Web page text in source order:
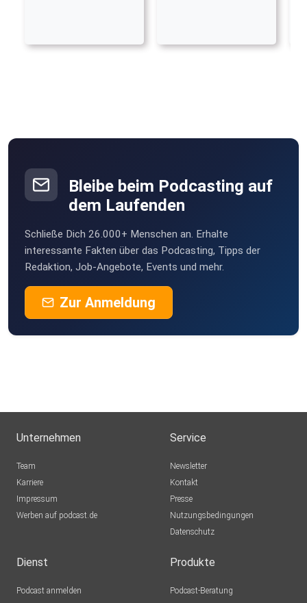
Bleibe beim Podcasting auf
dem Laufenden
Schließe Dich 26.000+ Menschen an. Erhalte
interessante Fakten über das Podcasting, Tipps der
Redaktion, Job-Angebote, Events und mehr.
Zur Anmeldung
Unternehmen
Team
Karriere
Impressum
Werben auf podcast.de
Service
Newsletter
Kontakt
Presse
Nutzungsbedingungen
Datenschutz
Dienst
Podcast anmelden
Produkte
Podcast-Beratung